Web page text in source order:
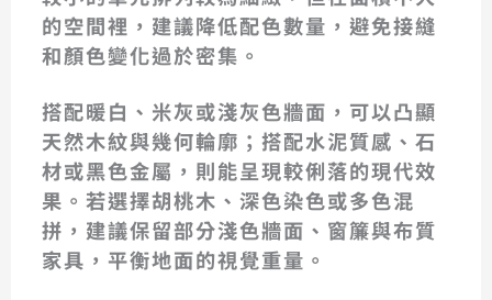
的空間裡，建議降低配色數量，避免接縫
和顏色變化過於密集。
搭配暖白、米灰或淺灰色牆面，可以凸顯
天然木紋與幾何輪廓；搭配水泥質感、石
材或黑色金屬，則能呈現較俐落的現代效
果。若選擇胡桃木、深色染色或多色混
拼，建議保留部分淺色牆面、窗簾與布質
家具，平衡地面的視覺重量。